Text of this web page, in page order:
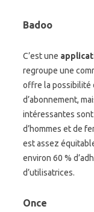
Badoo
C’est une
regroupe une
offre la possibilité
d’abonnement,
intéressantes
d’hommes et de
est assez
environ 60 %
d’utilisatrices.
Once